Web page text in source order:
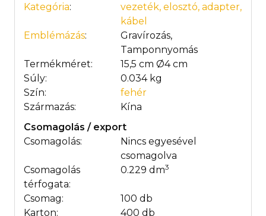
Kategória:
vezeték, elosztó, adapter,
kábel
Emblémázás:
Gravírozás,
Tamponnyomás
Termékméret:
15,5 cm Ø4 cm
Súly:
0.034 kg
Szín:
fehér
Származás:
Kína
Csomagolás / export
Csomagolás:
Nincs egyesével
csomagolva
Csomagolás
térfogata:
0.229 dm3
Csomag:
100 db
Karton:
400 db